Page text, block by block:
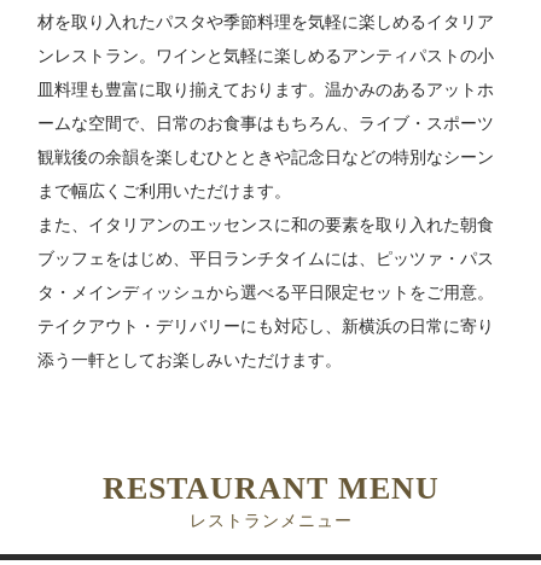
材を取り入れたパスタや季節料理を気軽に楽しめるイタリア
ンレストラン。ワインと気軽に楽しめるアンティパストの小
皿料理も豊富に取り揃えております。温かみのあるアットホ
ームな空間で、日常のお食事はもちろん、ライブ・スポーツ
観戦後の余韻を楽しむひとときや記念日などの特別なシーン
まで幅広くご利用いただけます。
また、イタリアンのエッセンスに和の要素を取り入れた朝食
ブッフェをはじめ、平日ランチタイムには、ピッツァ・パス
タ・メインディッシュから選べる平日限定セットをご用意。
テイクアウト・デリバリーにも対応し、新横浜の日常に寄り
添う一軒としてお楽しみいただけます。
RESTAURANT MENU
レストランメニュー